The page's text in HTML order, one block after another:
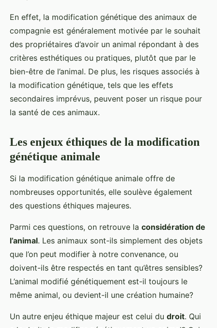
En effet, la modification génétique des animaux de
compagnie est généralement motivée par le souhait
des propriétaires d’avoir un animal répondant à des
critères esthétiques ou pratiques, plutôt que par le
bien-être de l’animal. De plus, les risques associés à
la modification génétique, tels que les effets
secondaires imprévus, peuvent poser un risque pour
la santé de ces animaux.
Les enjeux éthiques de la modification
génétique animale
Si la modification génétique animale offre de
nombreuses opportunités, elle soulève également
des questions éthiques majeures.
Parmi ces questions, on retrouve la considération de
l’animal. Les animaux sont-ils simplement des objets
que l’on peut modifier à notre convenance, ou
doivent-ils être respectés en tant qu’êtres sensibles?
L’animal modifié génétiquement est-il toujours le
même animal, ou devient-il une création humaine?
Un autre enjeu éthique majeur est celui du droit. Qui